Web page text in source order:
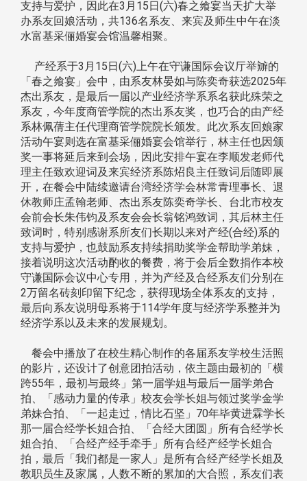
支持与爱护，因此在3月15日(六)春之飨宴当天扩大举
办系友回娘活动，共136名系友、来宾及师生中午在淡
水富基采俪婚宴会馆温馨相聚。
产经系于3月15日(六)上午在守谦国际会议厅举辧的
「春之飨宴」会中，由系友林晏如与陈奕奇获选2025年
杰出系友，是最后一届以产业经济学系系名获此殊荣之
系友，今年度商管学院的杰出系友奖，也巧合的由产经
系林佩蒨主任代理商管学院院长颁发。此次系友回娘家
活动午宴则选在富基采俪婚宴会馆举行，林主任也因颁
奖一事将延后来到会场，因此安排午宴在李顺发老师代
理主任致欢迎词及来宾经济系陈炤良主任致词后随即展
开，在餐会中陆续邀请台湾经济学会林常青理事长、退
休教师庄孟翰老师、杰出系友陈奕奇学长、台北市校友
会前会长朱伟钧及系友会会长翁铭鸿致词，其后林主任
致词时，特别感谢系所友们长期以来对产经(合经)系的
支持与爱护，也鼓励系友持续捐助奖学金帮助学弟妹，
接着说明这次活动酌收的餐费，将于会后全数捐作本校
守谦国际会议中心专用，并为产经及合经系友们分别在
2万留名砖刻印留下纪念，获得现场全体系友的支持，
最后向系友说明母系将于114学年度与经济学系整并为
经济学系以及未来的发展规划。
餐会中播放了在校生精心制作的各届系友学校生活照
的影片，还设计了创意团拍活动，依主题由最初的「横
跨55年，最初与最终」第一届学姐与最后一届学弟合
拍、「感动力量的传承」校友会学长姐与领过奖学金学
弟妹合拍、「一起走过，情比石坚」70年毕黄进霖学长
那一届合经学长姐合拍、「合经大团圆」所有合经学长
姐合拍、「合经产经手牵手」所有合经产经学长姐合
拍，最后「我们都是一家人」是所有合经产经学长姐及
教职员生及家属，人数不断的累加的大合照，系友们表